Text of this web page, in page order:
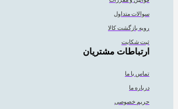
سوالات متداول
رویه بازگشت کالا
ثبت شکایت
ارتباطات مشتریان
تماس با ما
درباره ما
حریم خصوصی